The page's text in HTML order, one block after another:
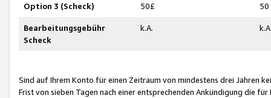
Option 3 (Scheck) 50£ 50
Bearbeitungsgebühr
Scheck
k.A.
Sind auf Ihrem Konto für einen Zeitraum von mindestens drei Jahren
Frist von sieben Tagen nach einer entsprechenden Ankündigung die